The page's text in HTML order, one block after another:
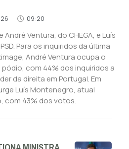
09:20
Ventura, do CHEGA, e Luís
Para os inquiridos da última
André Ventura ocupa o
com 44% dos inquiridos a
da direita em Portugal. Em
Luís Montenegro, atual
com 43% dos votos.